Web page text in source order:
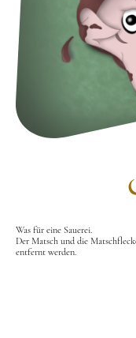
Was für eine Sauerei.
Der Matsch und die
entfernt werden.